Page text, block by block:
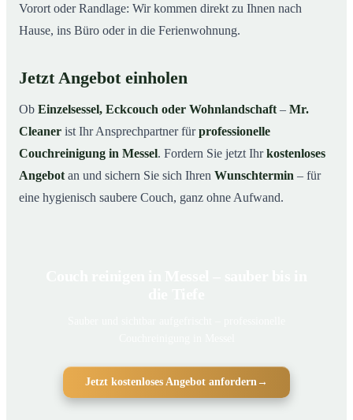
Vorort oder Randlage: Wir kommen direkt zu Ihnen nach
Hause, ins Büro oder in die Ferienwohnung.
Jetzt Angebot einholen
Ob Einzelsessel, Eckcouch oder Wohnlandschaft – Mr.
Cleaner ist Ihr Ansprechpartner fürprofessionelle
Couchreinigung in Messel. Fordern Sie jetzt Ihrkostenloses
Angebot an und sichern Sie sich Ihren Wunschtermin – für
eine hygienisch saubere Couch, ganz ohne Aufwand.
Jetzt kostenloses Angebot anfordern →